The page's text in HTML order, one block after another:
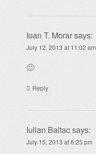
Ioan T. Morarsays:
July 12, 2013 at 11:02 am
🙂
Reply
Iulian Baltacsays:
July 15, 2013 at 6:25 pm